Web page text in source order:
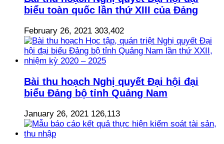
biểu toàn quốc lần thứ XIII của Đảng
February 26, 2021 303,402
Bài thu hoạch Nghị quyết Đại hội đại
biểu Đảng bộ tỉnh Quảng Nam
January 26, 2021 126,113